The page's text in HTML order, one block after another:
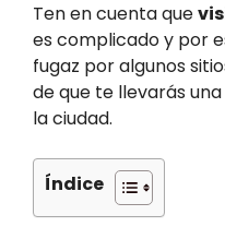
Ten en cuenta que
es complicado y por
fugaz por algunos
de que te llevarás
la ciudad.
Índice